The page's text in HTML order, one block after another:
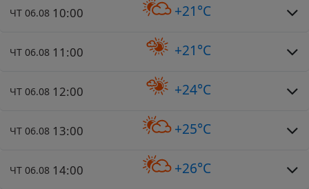
ЧТ 06.08 10:00 +21°C
ЧТ 06.08 11:00 +21°C
ЧТ 06.08 12:00 +24°C
ЧТ 06.08 13:00 +25°C
ЧТ 06.08 14:00 +26°C